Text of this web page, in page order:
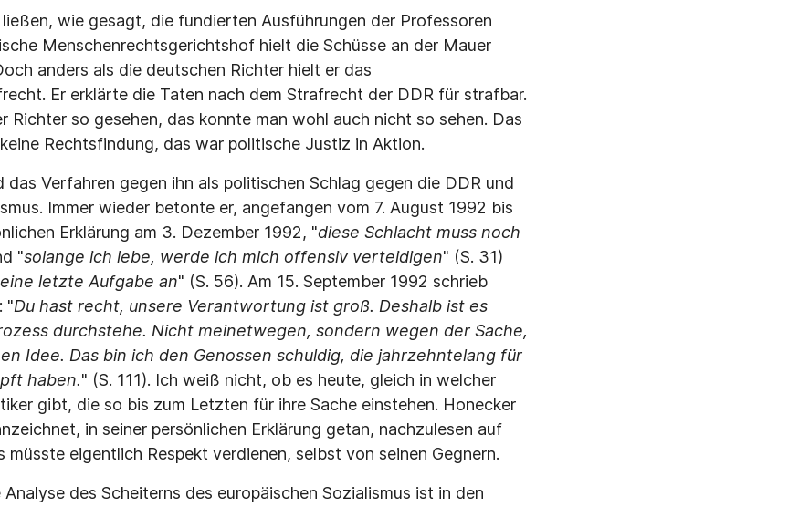
wie gesagt, die fundierten Ausführungen der Professoren
Menschenrechtsgerichtshof hielt die Schüsse an der Mauer
anders als die deutschen Richter hielt er das
Er erklärte die Taten nach dem Strafrecht der DDR für strafbar.
Richter so gesehen, das konnte man wohl auch nicht so sehen. Das
Rechtsfindung, das war politische Justiz in Aktion.
das Verfahren gegen ihn als politischen Schlag gegen die DDR und
Immer wieder betonte er, angefangen vom 7. August 1992 bis
Erklärung am 3. Dezember 1992, "diese Schlacht muss noch
"solange ich lebe, werde ich mich offensiv verteidigen" (S. 31)
letzte Aufgabe an" (S. 56). Am 15. September 1992 schrieb
"Du hast recht, unsere Verantwortung ist groß. Deshalb ist es
durchstehe. Nicht meinetwegen, sondern wegen der Sache,
Idee. Das bin ich den Genossen schuldig, die jahrzehntelang für
haben." (S. 111). Ich weiß nicht, ob es heute, gleich in welcher
gibt, die so bis zum Letzten für ihre Sache einstehen. Honecker
in seiner persönlichen Erklärung getan, nachzulesen auf
müsste eigentlich Respekt verdienen, selbst von seinen Gegnern.
des Scheiterns des europäischen Sozialismus ist in den